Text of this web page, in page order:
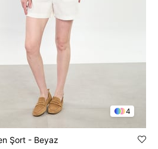
4
Şort - Beyaz